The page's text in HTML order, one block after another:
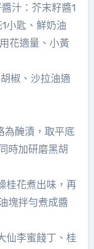
汁：芥末籽醬1
小匙、鮮奶油
花適量、小黃
椒、沙拉油適
為醃漬，取平底
時加研磨黑胡
桂花煮出味，再
塊拌勻煮成醬
仙李蜜餞丁、桂